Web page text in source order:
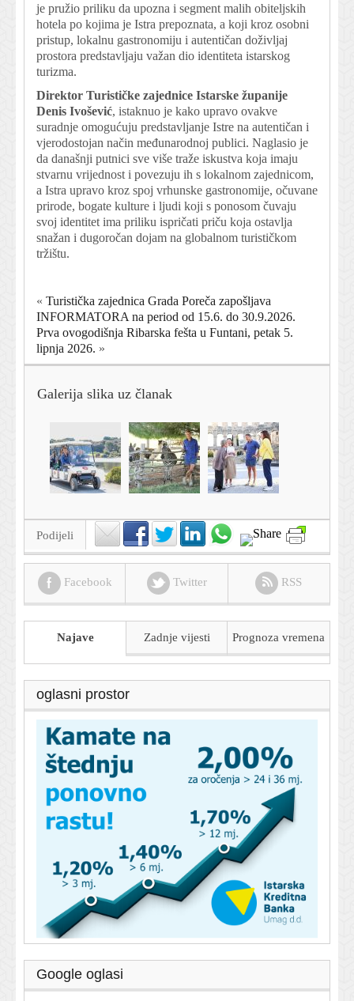
je pružio priliku da upozna i segment malih obiteljskih
hotela po kojima je Istra prepoznata, a koji kroz osobni
pristup, lokalnu gastronomiju i autentičan doživljaj
prostora predstavljaju važan dio identiteta istarskog
turizma.
Direktor Turističke zajednice Istarske županije
Denis Ivošević, istaknuo je kako upravo ovakve
suradnje omogućuju predstavljanje Istre na autentičan i
vjerodostojan način međunarodnoj publici. Naglasio je
da današnji putnici sve više traže iskustva koja imaju
stvarnu vrijednost i povezuju ih s lokalnom zajednicom,
a Istra upravo kroz spoj vrhunske gastronomije, očuvane
prirode, bogate kulture i ljudi koji s ponosom čuvaju
svoj identitet ima priliku ispričati priču koja ostavlja
snažan i dugoročan dojam na globalnom turističkom
tržištu.
« Turistička zajednica Grada Poreča zapošljava
INFORMATORA na period od 15.6. do 30.9.2026.
Prva ovogodišnja Ribarska fešta u Funtani, petak 5.
lipnja 2026. »
Galerija slika uz članak
Podijeli
Facebook Twitter RSS
Najave Zadnje vijesti Prognoza vremena
oglasni prostor
Google oglasi